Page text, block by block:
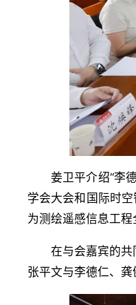
姜卫平介绍“李
学会大会和国际时
为测绘遥感信息工程
在与会嘉宾的
张平文与李德仁、